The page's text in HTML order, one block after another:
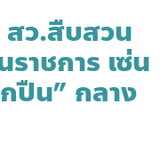
สว.สืบสวน
าชการ เซ่น
ปืน” กลาง